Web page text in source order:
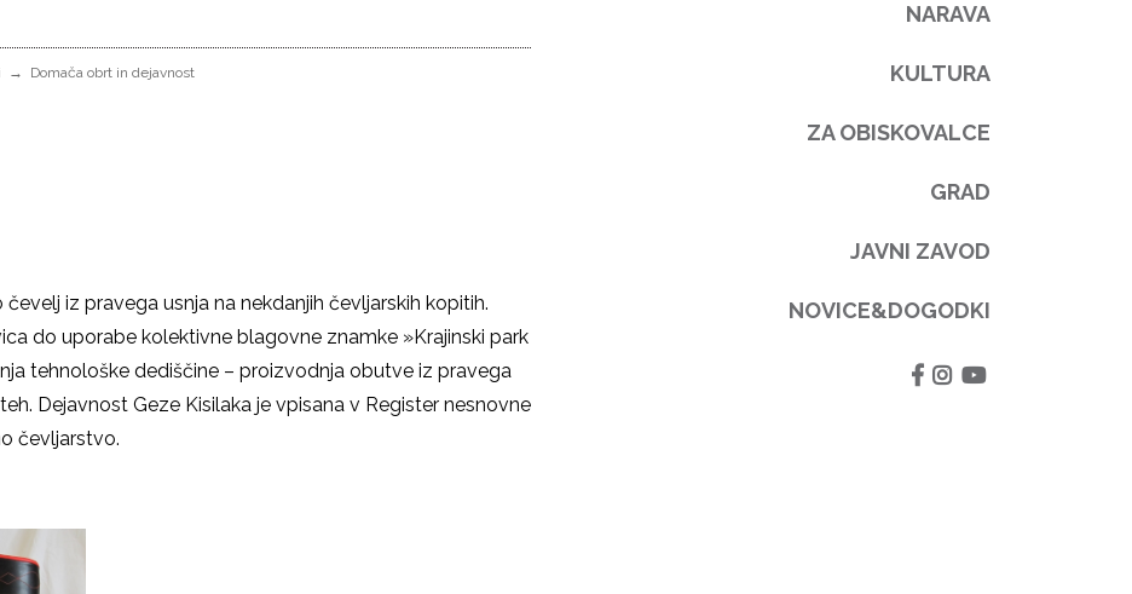
Domača obrt in dejavnost
iz pravega usnja na nekdanjih čevljarskih kopitih.
do uporabe kolektivne blagovne znamke »Krajinski park
tehnološke dediščine – proizvodnja obutve iz pravega
Dejavnost Geze Kisilaka je vpisana v Register nesnovne
čevljarstvo.
NARAVA
KULTURA
ZA OBISKOVALCE
GRAD
JAVNI ZAVOD
NOVICE&DOGODKI